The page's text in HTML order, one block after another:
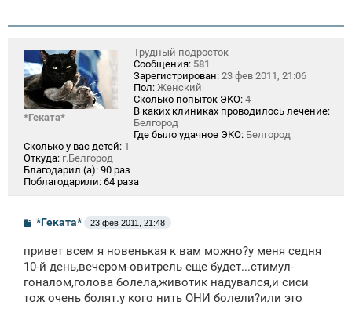
*Геката*
Трудный подросток
Сообщения: 581
Зарегистрирован: 23 фев 2011, 21:06
Пол: Женский
Сколько попыток ЭКО: 4
В каких клиниках проводилось лечение:
Белгород
Где было удачное ЭКО: Белгород
Сколько у вас детей: 1
Откуда: г.Белгород
Благодарил (а): 90 раз
Поблагодарили: 64 раза
С
б
щ
н
и
*Геката* 23 фев 2011, 21:48
привет всем я новенькая к вам можно?у меня седня
10-й день,вечером-овитрель еще будет...стимул-
гоналом,голова болела,животик надувался,и сиси
тож очень болят.у кого нить ОНИ болели?или это